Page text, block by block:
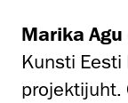
Marika Agu
Kunsti
projektijuht.